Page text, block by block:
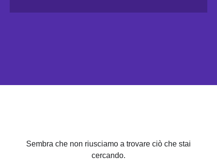
Sembra che non riusciamo a trovare ciò che stai
cercando.